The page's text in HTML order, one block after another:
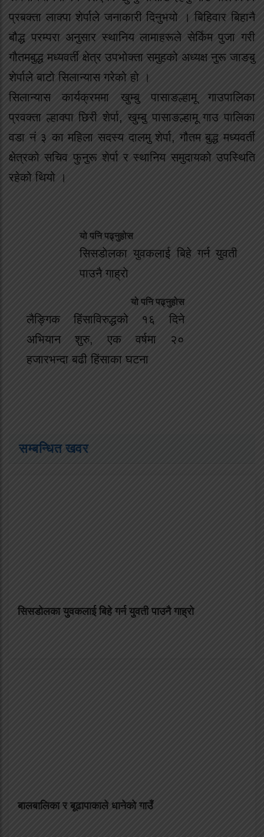
प्रबक्ता लाक्पा शेर्पाले जनाकारी दिनुभयो । बिहिवार बिहानै
बौद्ध परम्परा अनुसार स्थानिय लामाहरूले सेर्किम पुजा गरी
गौतमबुद्ध मध्यवर्ती क्षेत्र उपभोक्ता समुहको अध्यक्ष नुरू जाङबु
शेर्पाले बाटो सिलान्यास गरेको हो ।
सिलान्यास कार्यक्रममा खुम्बु पासाङल्हामू गाउपालिका
प्रवक्ता ल्हाक्पा छिरी शेर्पा, खुम्बु पासाङल्हामू गाउ पालिका
वडा नं ३ का महिला सदस्य दालमु शेर्पा, गौतम बुद्ध मध्यवर्ती
क्षेत्रको सचिव फुनुरू शेर्पा र स्थानिय समुदायको उपस्थिति
रहेको थियो ।
यो पनि पढ्नुहोस
सिसडाेलका युवकलाई बिहे गर्न युवती
पाउनै गाह्राे
यो पनि पढ्नुहोस
लैङ्गिक हिंसाविरुद्धको १६ दिने
अभियान शुरु, एक वर्षमा २०
हजारभन्दा बढी हिंसाका घटना
सम्बन्धित खवर
सिसडाेलका युवकलाई बिहे गर्न युवती पाउनै गाह्राे
बालबालिका र बूढापाकाले धानेको गाउँ